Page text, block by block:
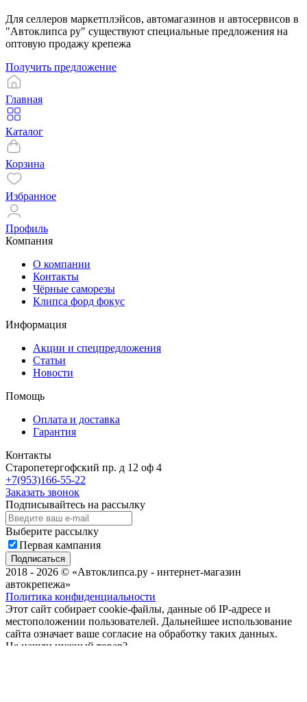
Для селлеров маркетплэйсов, автомагазинов и автосервисов в
"Автоклипса ру" существуют специальные предложения на
оптовую продажу крепежа
Получить предложение
Главная
Каталог
Корзина
Избранное
Профиль
Компания
О компании
Контакты
Чёрные саморезы
Клипса форд фокус
Информация
Акции и спецпредложения
Статьи
Новости
Помощь
Оплата и доставка
Гарантия
Контакты
Старопетергофский пр. д 12 оф 4
+7(953)166-55-22
Заказать звонок
Подписывайтесь на рассылку
Выберите рассылку
Первая кампания
Подписаться
2018 - 2026 © «Автоклипса.ру - интернет-магазин
автокрепежа»
Политика конфиденциальности
Этот сайт собирает cookie-файлы, данные об IP-адресе и
местоположении пользователей. Дальнейшее использование
сайта означает ваше согласие на обработку таких данных.
Не нашли нужный товар?